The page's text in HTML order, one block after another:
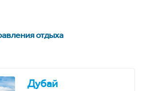
отдыха
Дубай